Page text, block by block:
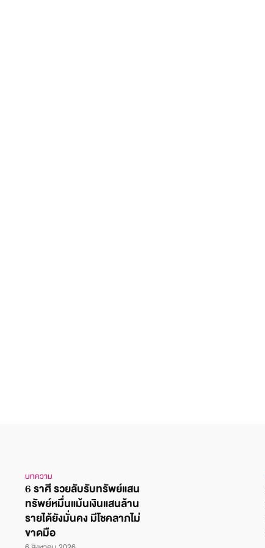
บทความ
6 ราศี รวยลับรับทรัพย์แสน
ทรัพย์หมื่นแม้นเงินแสนล้าน
รายได้ยังมั่นคง มีโชคลาภไม่
ขาดมือ